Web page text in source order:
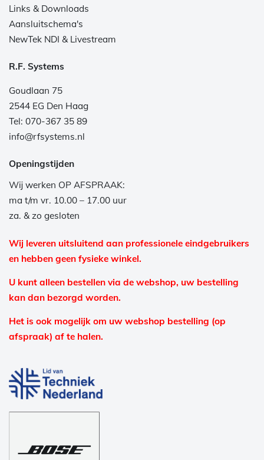
Links & Downloads
Aansluitschema's
NewTek NDI & Livestream
R.F. Systems
Goudlaan 75
2544 EG Den Haag
Tel: 070-367 35 89
info@rfsystems.nl
Openingstijden
Wij werken OP AFSPRAAK:
ma t/m vr. 10.00 – 17.00 uur
za. & zo gesloten
Wij leveren uitsluitend aan professionele eindgebruikers
en hebben geen fysieke winkel.
U kunt alleen bestellen via de webshop, uw bestelling
kan dan bezorgd worden.
Het is ook mogelijk om uw webshop bestelling (op
afspraak) af te halen.